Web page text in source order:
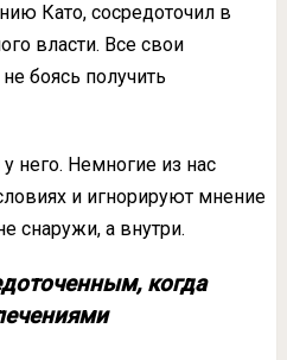
Като, сосредоточил в
власти. Все свои
боясь получить
него. Немногие из нас
и игнорируют мнение
снаружи, а внутри.
когда